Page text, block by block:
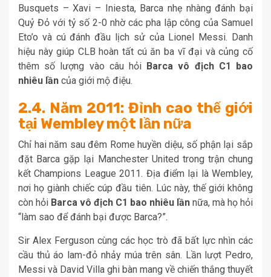
Busquets – Xavi – Iniesta, Barca nhẹ nhàng đánh bại
Quỷ Đỏ với tỷ số 2-0 nhờ các pha lập công của Samuel
Eto’o và cú đánh đầu lịch sử của Lionel Messi. Danh
hiệu này giúp CLB hoàn tất cú ăn ba vĩ đại và củng cố
thêm số lượng vào câu hỏi Barca vô địch C1 bao
nhiêu lần của giới mộ điệu.
2.4. Năm 2011: Đỉnh cao thế giới
tại Wembley một lần nữa
Chỉ hai năm sau đêm Rome huyền diệu, số phận lại sắp
đặt Barca gặp lại Manchester United trong trận chung
kết Champions League 2011. Địa điểm lại là Wembley,
nơi họ giành chiếc cúp đầu tiên. Lúc này, thế giới không
còn hỏi Barca vô địch C1 bao nhiêu lần nữa, mà họ hỏi
“làm sao để đánh bại được Barca?”.
Sir Alex Ferguson cùng các học trò đã bất lực nhìn các
cầu thủ áo lam-đỏ nhảy múa trên sân. Lần lượt Pedro,
Messi và David Villa ghi bàn mang về chiến thắng thuyết